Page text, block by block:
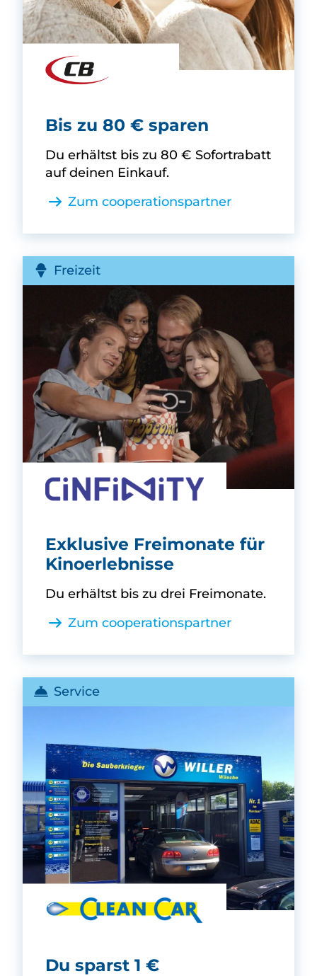
CB Mode -
Bis zu 80 € sparen
Du erhältst bis zu 80 € Sofortrabatt
auf deinen Einkauf.
Zum cooperationspartner
Freizeit
CINFINITY -
Exklusive Freimonate für
Kinoerlebnisse
Du erhältst bis zu drei Freimonate.
Zum cooperationspartner
Service
Clean Car -
Du sparst 1 €